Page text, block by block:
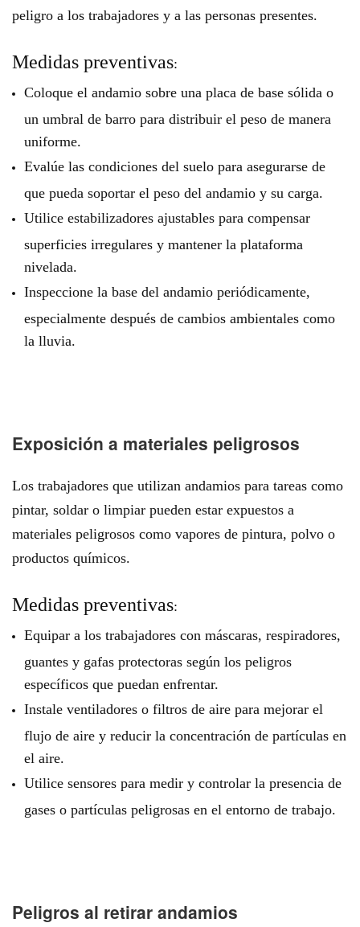
peligro a los trabajadores y a las personas presentes.
Medidas preventivas:
Coloque el andamio sobre una placa de base sólida o
un umbral de barro para distribuir el peso de manera
uniforme.
Evalúe las condiciones del suelo para asegurarse de
que pueda soportar el peso del andamio y su carga.
Utilice estabilizadores ajustables para compensar
superficies irregulares y mantener la plataforma
nivelada.
Inspeccione la base del andamio periódicamente,
especialmente después de cambios ambientales como
la lluvia.
Exposición a materiales peligrosos
Los trabajadores que utilizan andamios para tareas como
pintar, soldar o limpiar pueden estar expuestos a
materiales peligrosos como vapores de pintura, polvo o
productos químicos.
Medidas preventivas:
Equipar a los trabajadores con máscaras, respiradores,
guantes y gafas protectoras según los peligros
específicos que puedan enfrentar.
Instale ventiladores o filtros de aire para mejorar el
flujo de aire y reducir la concentración de partículas en
el aire.
Utilice sensores para medir y controlar la presencia de
gases o partículas peligrosas en el entorno de trabajo.
Peligros al retirar andamios